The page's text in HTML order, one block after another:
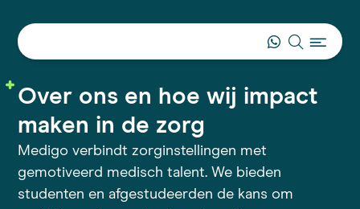
Over ons en hoe wij impact
maken in de zorg
Medigo verbindt zorginstellingen met
gemotiveerd medisch talent. We bieden
studenten en afgestudeerden de kans om